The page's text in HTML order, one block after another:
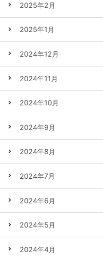
2025年2月
2025年1月
2024年12月
2024年11月
2024年10月
2024年9月
2024年8月
2024年7月
2024年6月
2024年5月
2024年4月